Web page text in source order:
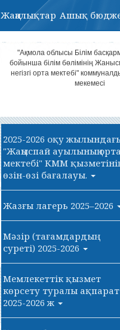
Жаңалықтар Ашық
"Ақмола облысы Білім
бойынша білім бөлімінің
негізгі орта мектебі"
мекемесі
2025-2026 оқу
"Жаңыспай ауылының орта
мектебі" КММ қызметінің
өзін-өзі бағалауы.
Жазғы лагерь 2025–2026
Мәзір (тағамдардың
суреті) 2025-2026
Мемлекеттік қызмет
көрсету туралы ақпарат
2025-2026 ж